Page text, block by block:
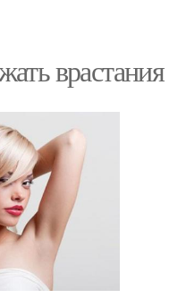
врастания